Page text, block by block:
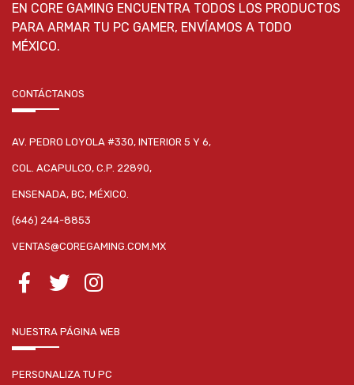
EN CORE GAMING ENCUENTRA TODOS LOS PRODUCTOS
PARA ARMAR TU PC GAMER, ENVÍAMOS A TODO
MÉXICO.
CONTÁCTANOS
AV. PEDRO LOYOLA #330, INTERIOR 5 Y 6,
COL. ACAPULCO, C.P. 22890,
ENSENADA, BC, MÉXICO.
(646) 244-8853
VENTAS@COREGAMING.COM.MX
NUESTRA PÁGINA WEB
PERSONALIZA TU PC